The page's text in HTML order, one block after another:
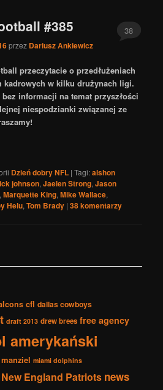
#385
przez Dariusz Ankiewicz
38
przeczytacie o przedłużeniach
kadrowych w kilku drużynach ligi.
informacji na temat przyszłości
niespodzianki związanej ze
Dzień dobry NFL |Tagi:alshon
johnson,Jaelen Strong,Jason
,Marquette King,Mike Wallace,
Helu,Tom Brady |38komentarzy
cfl dallas cowboys
draft 2013 drew brees free agency
amerykański
miami dolphins
New England Patriots news